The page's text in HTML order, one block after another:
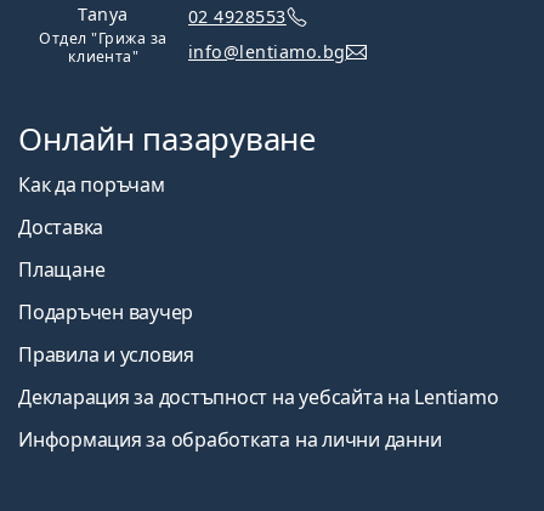
Tanya
Отдел "Грижа за
клиента"
02 4928553
info@lentiamo.bg
Онлайн пазаруване
Как да поръчам
Доставка
Плащане
Подаръчен ваучер
Правила и условия
Декларация за достъпност на уебсайта на Lentiamo
Информация за обработката на лични данни